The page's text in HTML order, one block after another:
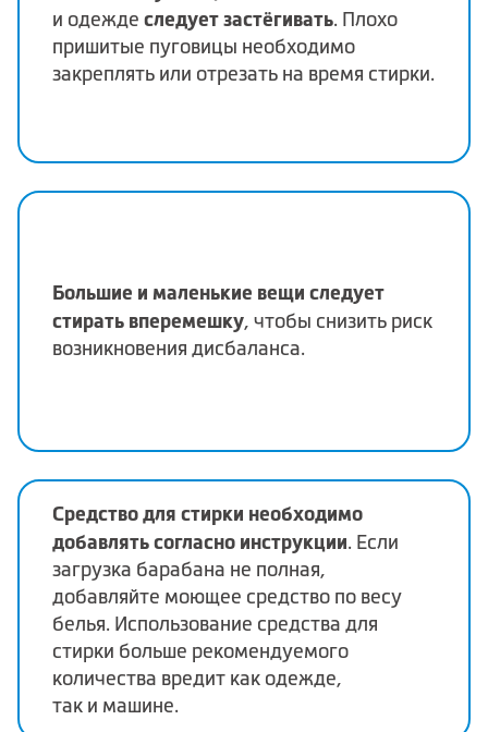
и одежде следует застёгивать. Плохо
пришитые пуговицы необходимо
закреплять или отрезать на время стирки.
Большие и маленькие вещи следует
стирать вперемешку, чтобы снизить риск
возникновения дисбаланса.
Средство для стирки необходимо
добавлять согласно инструкции. Если
загрузка барабана не полная,
добавляйте моющее средство по весу
белья. Использование средства для
стирки больше рекомендуемого
количества вредит как одежде,
так и машине.